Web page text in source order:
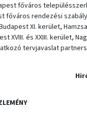
főváros
főváros rendezési
XI. kerület,
XVIII. és XXIII. kerület,
tervjavaslat